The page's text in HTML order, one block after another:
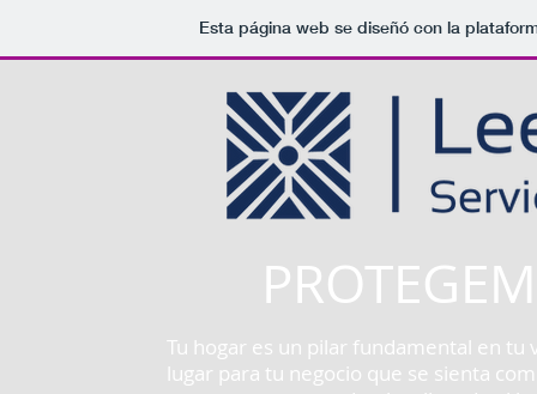
Esta página web se diseñó con la
Tu hogar es un pilar fundamental en
lugar para tu negocio que se sienta